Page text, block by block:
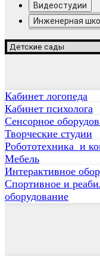
Видеостудии
Инженерная
Кабинет логопеда
Кабинет психолога
Сенсорное
Творческие студии
Робототехника и
Мебель
Интерактивное
Спортивное и
оборудование